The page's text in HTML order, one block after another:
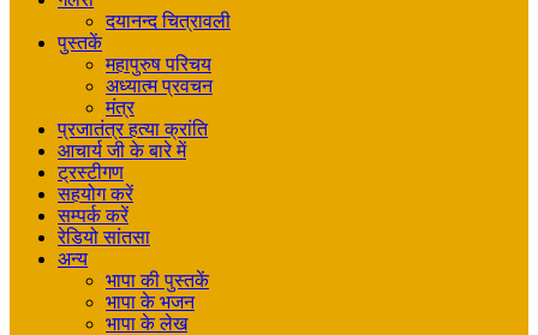
दयानन्द चित्रावली
पुस्तकें
महापुरुष परिचय
अध्यात्म प्रवचन
मंत्र
प्रजातंत्र हत्या क्रांति
आचार्य जी के बारे में
ट्रस्टीगण
सहयोग करें
सम्पर्क करें
रेडियो सांतसा
अन्य
भापा की पुस्तकें
भापा के भजन
भापा के लेख